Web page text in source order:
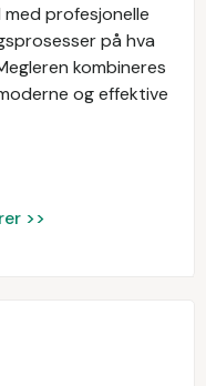
profesjonelle
på hva
kombineres
og effektive
>>